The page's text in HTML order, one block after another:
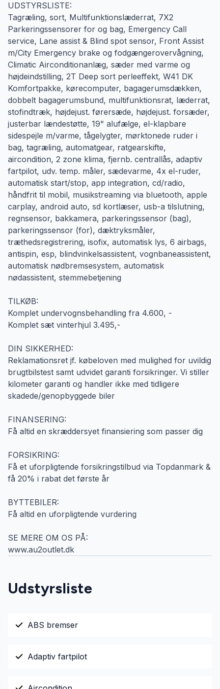
UDSTYRSLISTE:
Tagræling, sort, Multifunktionslæderrat, 7X2
Parkeringssensorer for og bag, Emergency Call
service, Lane assist & Blind spot sensor, Front Assist
m/City Emergency brake og fodgængerovervågning,
Climatic Airconditionanlæg, sæder med varme og
højdeindstilling, 2T Deep sort perleeffekt, W41 DK
Komfortpakke, kørecomputer, bagagerumsdækken,
dobbelt bagagerumsbund, multifunktionsrat, læderrat,
stofindtræk, højdejust. førersæde, højdejust. forsæder,
justerbar lændestøtte, 19" alufælge, el-klapbare
sidespejle m/varme, tågelygter, mørktonede ruder i
bag, tagræling, automatgear, ratgearskifte,
aircondition, 2 zone klima, fjernb. centrallås, adaptiv
fartpilot, udv. temp. måler, sædevarme, 4x el-ruder,
automatisk start/stop, app integration, cd/radio,
håndfrit til mobil, musikstreaming via bluetooth, apple
carplay, android auto, sd kortlæser, usb-a tilslutning,
regnsensor, bakkamera, parkeringssensor (bag),
parkeringssensor (for), dæktryksmåler,
træthedsregistrering, isofix, automatisk lys, 6 airbags,
antispin, esp, blindvinkelsassistent, vognbaneassistent,
automatisk nødbremsesystem, automatisk
nødassistent, stemmebetjening
TILKØB:
Komplet undervognsbehandling fra 4.600, -
Komplet sæt vinterhjul 3.495,-
DIN SIKKERHED:
Reklamationsret jf. købeloven med mulighed for uvildig
brugtbilstest samt udvidet garanti forsikringer. Vi stiller
kilometer garanti og handler ikke med tidligere
skadede/genopbyggede biler
FINANSERING:
Få altid en skræddersyet finansiering som passer dig
FORSIKRING:
Få et uforpligtende forsikringstilbud via Topdanmark &
få 20% i rabat det første år
BYTTEBILER:
Få altid en uforpligtende vurdering
SE MERE OM OS PÅ:
www.au2outlet.dk
Udstyrsliste
ABS bremser
Adaptiv fartpilot